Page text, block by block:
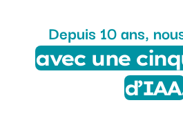
Depuis 10 ans,
avec une